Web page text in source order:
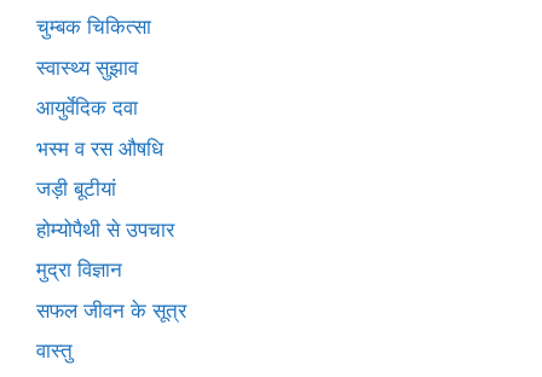
चुम्बक चिकित्सा
स्वास्थ्य सुझाव
आयुर्वेदिक दवा
भस्म व रस औषधि
जड़ी बूटीयां
होम्योपैथी से उपचार
मुद्रा विज्ञान
सफल जीवन के सूत्र
वास्तु